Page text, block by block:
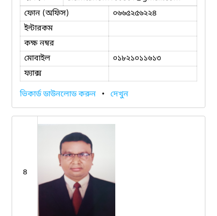
ফোন (অফিস)
০৬৬৫২৫৬২২৪
ইন্টারকম
কক্ষ নম্বর
মোবাইল
০১৮২১০১১৬১৩
ফ্যাক্স
ভিকার্ড ডাউনলোড করুন • দেখুন
৪